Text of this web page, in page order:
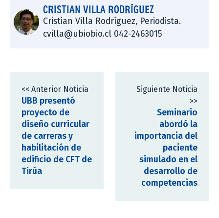
CRISTIAN VILLA RODRÍGUEZ
Cristian Villa Rodríguez, Periodista.
cvilla@ubiobio.cl 042-2463015
<< Anterior Noticia
UBB presentó
proyecto de
diseño curricular
de carreras y
habilitación de
edificio de CFT de
Tirúa
Siguiente Noticia
>>
Seminario
abordó la
importancia del
paciente
simulado en el
desarrollo de
competencias